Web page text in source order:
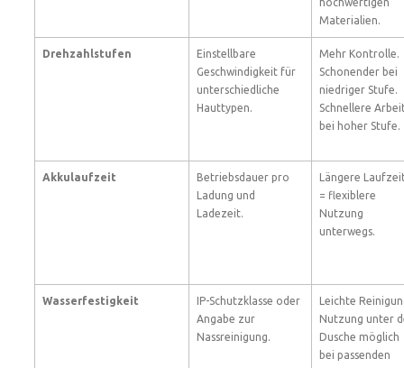
Materialien.
Drehzahlstufen
Einstellbare
Geschwindigkeit für
unterschiedliche
Hauttypen.
Mehr Kontrolle.
Schonender bei
niedriger Stufe.
Schnellere
bei hoher Stufe.
Akkulaufzeit
Betriebsdauer pro
Ladung und
Ladezeit.
Längere
= flexiblere
Nutzung
unterwegs.
Wasserfestigkeit
IP-Schutzklasse oder
Angabe zur
Nassreinigung.
Leichte
Nutzung unter
Dusche möglich
bei passenden